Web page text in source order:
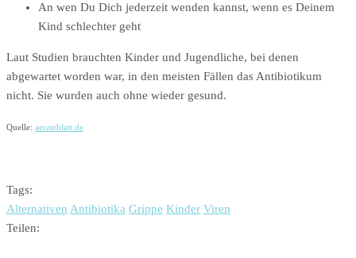
An wen Du Dich jederzeit wenden kannst, wenn es Deinem
Kind schlechter geht
Laut Studien brauchten Kinder und Jugendliche, bei denen
abgewartet worden war, in den meisten Fällen das Antibiotikum
nicht. Sie wurden auch ohne wieder gesund.
Quelle: aerzteblatt.de
Tags:
Alternativen Antibiotika Grippe Kinder Viren
Teilen: